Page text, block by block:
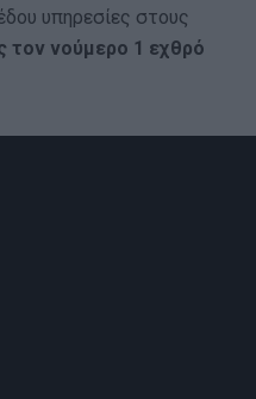
υπηρεσίες στους
τον νούμερο 1 εχθρό